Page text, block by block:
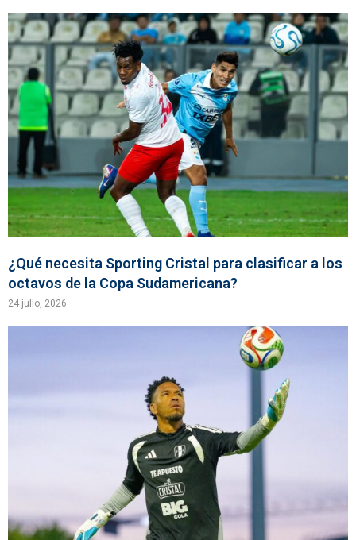
¿Qué necesita Sporting Cristal para clasificar a los
octavos de la Copa Sudamericana?
24 julio, 2026